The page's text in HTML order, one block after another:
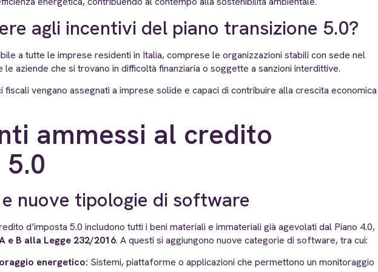
agli incentivi del piano transizione 5.0?
a tutte le imprese residenti in Italia, comprese le organizzazioni stabili con sede nel
le aziende che si trovano in difficoltà finanziaria o soggette a sanzioni interdittive.
fiscali vengano assegnati a imprese solide e capaci di contribuire alla crescita
ammessi al credito
5.0
nuove tipologie di software
d’imposta 5.0 includono tutti i beni materiali e immateriali già agevolati dal Piano 4.0,
e B alla Legge 232/2016. A questi si aggiungono nuove categorie di software, tra cui:
energetico: Sistemi, piattaforme o applicazioni che permettono un monitoraggio